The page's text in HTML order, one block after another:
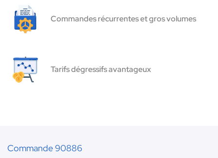
Commandes récurrentes et gros volumes
Tarifs dégressifs avantageux
Commande 90886